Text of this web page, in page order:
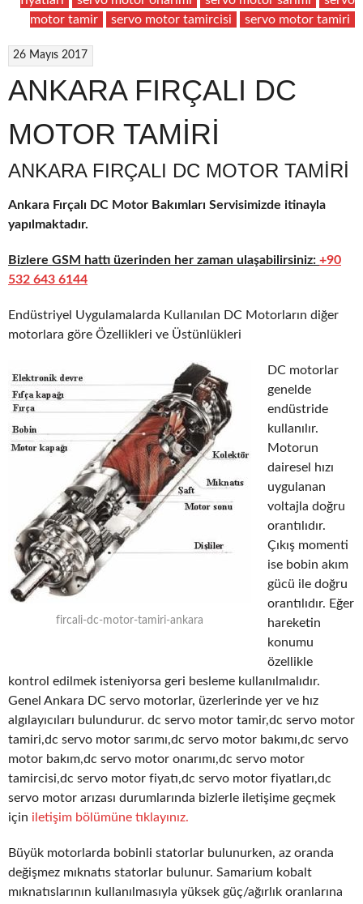
motor tamir
servo motor tamircisi servo motor tamiri
26 Mayıs 2017
ANKARA FIRÇALI DC
MOTOR TAMİRİ
ANKARA FIRÇALI DC MOTOR TAMIRI
Ankara Fırçalı DC Motor Bakımları Servisimizde itinayla
yapılmaktadır.
Bizlere GSM hattı üzerinden her zaman ulaşabilirsiniz: +90
532 643 6144
Endüstriyel Uygulamalarda Kullanılan DC Motorların diğer
motorlara göre Özellikleri ve Üstünlükleri
fircali-dc-motor-tamiri-ankara
DC motorlar
genelde
endüstride
kullanılır.
Motorun
dairesel hızı
uygulanan
voltajla doğru
orantılıdır.
Çıkış momenti
ise bobin akım
gücü ile doğru
orantılıdır. Eğer
hareketin
konumu
özellikle
kontrol edilmek isteniyorsa geri besleme kullanılmalıdır.
Genel Ankara DC servo motorlar, üzerlerinde yer ve hız
algılayıcıları bulundurur. dc servo motor tamir,dc servo motor
tamiri,dc servo motor sarımı,dc servo motor bakımı,dc servo
motor bakım,dc servo motor onarımı,dc servo motor
tamircisi,dc servo motor fiyatı,dc servo motor fiyatları,dc
servo motor arızası durumlarında bizlerle iletişime geçmek
için iletişim bölümüne tıklayınız.
Büyük motorlarda bobinli statorlar bulunurken, az oranda
değişmez mıknatıs statorlar bulunur. Samarium kobalt
mıknatıslarının kullanılmasıyla yüksek güç/ağırlık oranlarına